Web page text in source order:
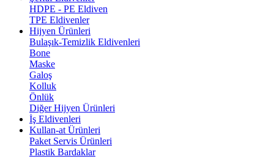
HDPE - PE Eldiven
TPE Eldivenler
Hijyen Ürünleri
Bulaşık-Temizlik Eldivenleri
Bone
Maske
Galoş
Kolluk
Önlük
Diğer Hijyen Ürünleri
İş Eldivenleri
Kullan-at Ürünleri
Paket Servis Ürünleri
Plastik Bardaklar